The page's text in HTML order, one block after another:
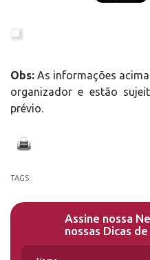
Obs: As informações
organizador e estão
prévio.
TAGS:
Assine nossa
nossas Dicas